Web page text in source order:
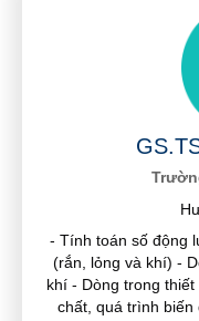
- Tính toán số động
(rắn, lỏng và khí) -
khí - Dòng trong
chất, quá trình biến